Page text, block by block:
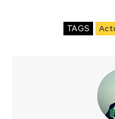
TAGS